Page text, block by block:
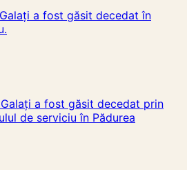
a fost găsit decedat în
a fost găsit decedat prin
de serviciu în Pădurea